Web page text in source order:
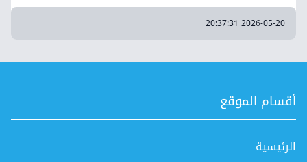
2026-05-20 20:37:31
أقسام الموقع
الرئيسية